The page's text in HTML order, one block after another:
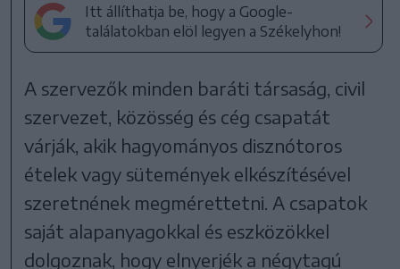
Itt állíthatja be, hogy a Google-
találatokban elöl legyen a Székelyhon!
A szervezők minden baráti társaság, civil
szervezet, közösség és cég csapatát
várják, akik hagyományos disznótoros
ételek vagy sütemények elkészítésével
szeretnének megmérettetni. A csapatok
saját alapanyagokkal és eszközökkel
dolgoznak, hogy elnyerjék a négytagú